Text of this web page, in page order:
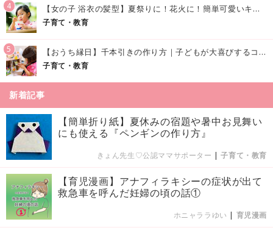
4 【女の子 浴衣の髪型】夏祭りに！花火に！簡単可愛いキッズの浴衣ヘアアレンジまとめ
子育て・教育
5 【おうち縁日】千本引きの作り方｜子どもが大喜びするコツやアイデア♪
子育て・教育
新着記事
【簡単折り紙】夏休みの宿題や暑中お見舞い
にも使える『ペンギンの作り方』
きょん先生♡公認ママサポーター |子育て・教育
【育児漫画】アナフィラキシーの症状が出て
救急車を呼んだ妊婦の頃の話①
ホニャララゆい | 育児漫画